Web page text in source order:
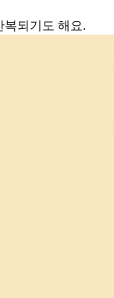
복되기도 해요.